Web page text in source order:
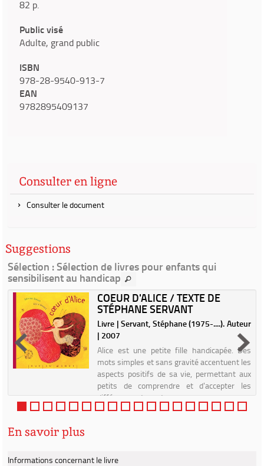
82 p.
Public visé
Adulte, grand public
ISBN
978-28-9540-913-7
EAN
9782895409137
Consulter en ligne
Consulter le document
Suggestions
Sélection : Sélection de livres pour enfants qui
sensibilisent au handicap
COEUR D'ALICE / TEXTE DE
STÉPHANE SERVANT
Livre | Servant, Stéphane (1975-....). Auteur
| 2007
Alice est une petite fille handicapée. Des
mots simples et sans gravité accentuent les
aspects positifs de sa vie, permettant aux
petits de comprendre et d'accepter les
différences des autres.
En savoir plus
Informations concernant le livre